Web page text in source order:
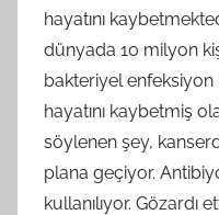
hayatını
dünyada 10 milyon
bakteriyel enfeksiyon
hayatını kaybetmiş
söylenen şey,
plana geçiyor.
kullanılıyor. Gözardı